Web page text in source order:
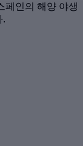
페인의 해양 야생
.